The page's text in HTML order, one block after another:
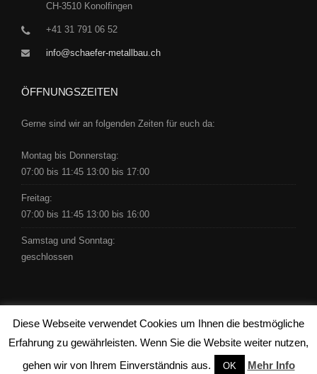
CH-3510 Konolfingen
+41 31 791 06 52
info@schaefer-metallbau.ch
ÖFFNUNGSZEITEN
Gerne sind wir an folgenden Zeiten für euch da:
Montag bis Donnerstag:
07:00 bis 11:45 13:00 bis 17:00
Freitag:
07:00 bis 11:45 13:00 bis 16:00
Samstag und Sonntag:
geschlossen
Copyright © 2016 by Schäfer -clicdesign ag
Diese Webseite verwendet Cookies um Ihnen die bestmögliche
Erfahrung zu gewährleisten. Wenn Sie die Website weiter nutzen,
gehen wir von Ihrem Einverständnis aus.
OK Mehr Info